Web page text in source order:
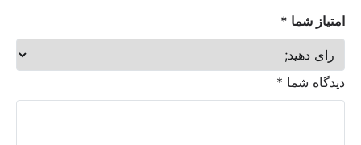
امتیاز شما *
دیدگاه شما *